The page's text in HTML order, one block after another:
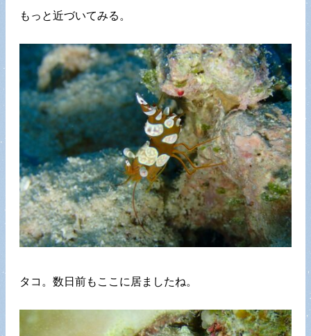
もっと近づいてみる。
タコ。数日前もここに居ましたね。